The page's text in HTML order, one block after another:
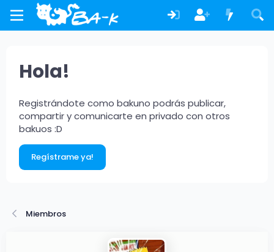
Hola!
Registrándote como bakuno podrás publicar,
compartir y comunicarte en privado con otros
bakuos :D
Regístrame ya!
Miembros